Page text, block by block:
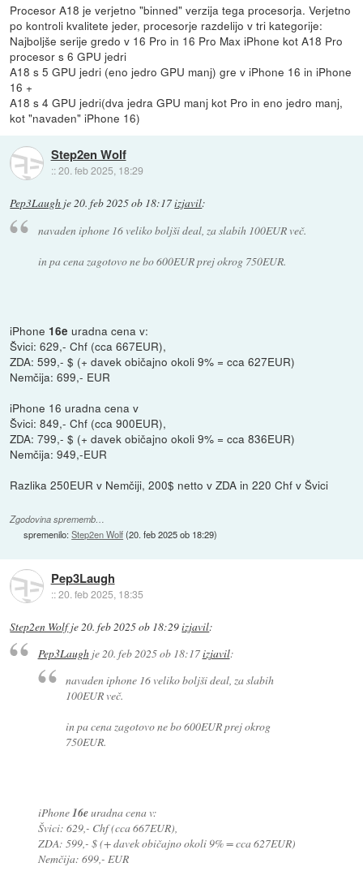
Procesor A18 je verjetno "binned" verzija tega procesorja. Verjetno
po kontroli kvalitete jeder, procesorje razdelijo v tri kategorije:
Najboljše serije gredo v 16 Pro in 16 Pro Max iPhone kot A18 Pro
procesor s 6 GPU jedri
A18 s 5 GPU jedri (eno jedro GPU manj) gre v iPhone 16 in iPhone
16 +
A18 s 4 GPU jedri(dva jedra GPU manj kot Pro in eno jedro manj,
kot "navaden" iPhone 16)
Step2en Wolf
::20. feb 2025, 18:29
Pep3Laugh je20. feb 2025 ob 18:17izjavil:
navaden iphone 16 veliko boljši deal, za slabih 100EUR več.
in pa cena zagotovo ne bo 600EUR prej okrog 750EUR.
iPhone 16e uradna cena v:
Švici: 629,- Chf (cca 667EUR),
ZDA: 599,- $ (+ davek običajno okoli 9% = cca 627EUR)
Nemčija: 699,- EUR
iPhone 16 uradna cena v
Švici: 849,- Chf (cca 900EUR),
ZDA: 799,- $ (+ davek običajno okoli 9% = cca 836EUR)
Nemčija: 949,-EUR
Razlika 250EUR v Nemčiji, 200$ netto v ZDA in 220 Chf v Švici
Zgodovina sprememb…
spremenilo:Step2en Wolf(20. feb 2025 ob 18:29)
Pep3Laugh
::20. feb 2025, 18:35
Step2en Wolfje 20. feb 2025 ob 18:29izjavil:
Pep3Laughje20. feb 2025 ob 18:17izjavil:
navaden iphone 16 veliko boljši deal, za slabih
100EUR več.
in pa cena zagotovo ne bo 600EUR prej okrog
750EUR.
iPhone16euradna cena v:
Švici: 629,- Chf (cca 667EUR),
ZDA: 599,- $ (+ davek običajno okoli 9% = cca 627EUR)
Nemčija: 699,- EUR